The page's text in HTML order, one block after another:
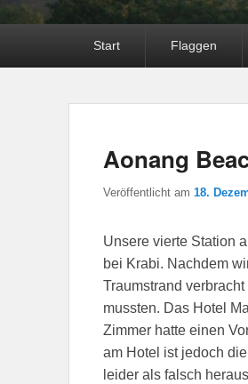
Start Flaggen
Aonang
Veröffentlicht am 18.
Unsere vierte Station
bei Krabi. Nachdem
Traumstrand
mussten. Das Hotel
Zimmer hatte einen
am Hotel ist jedoch
leider als falsch